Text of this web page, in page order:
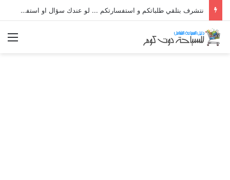
نتشرف بتلقي طلباتكم و استفسارتكم ... لو عندك سؤال او استفسار ماتدرددش فى طلب المساعدة